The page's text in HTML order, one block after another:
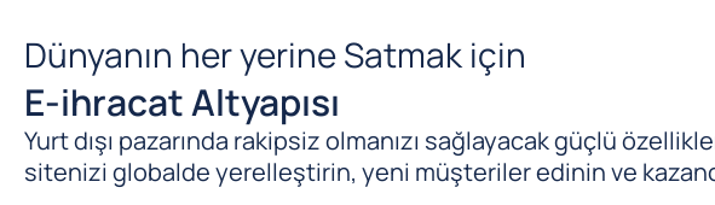
Dünyanın her yerine Satmak için
E-ihracat Altyapısı
Yurt dışı pazarında rakipsiz olmanızı sağlayacak güçlü
sitenizi globalde yerelleştirin, yeni müşteriler edinin ve